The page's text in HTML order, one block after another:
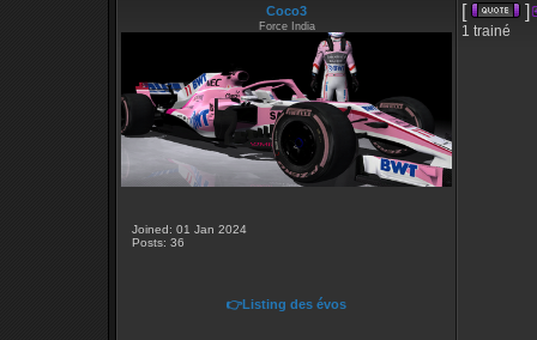
Coco3
Force India
Joined: 01 Jan 2024
Posts: 36
👉Listing des évos
[ ]
1 trainé